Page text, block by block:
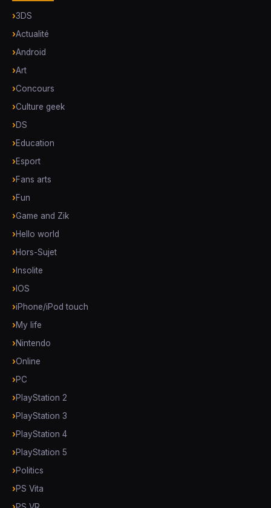
3DS
Actualité
Android
Art
Concours
Culture geek
DS
Education
Esport
Fans arts
Fun
Game and Zik
Hello world
Hors-Sujet
Insolite
IOS
iPhone/iPod touch
My life
Nintendo
Online
PC
PlayStation 2
PlayStation 3
PlayStation 4
PlayStation 5
Politics
PS Vita